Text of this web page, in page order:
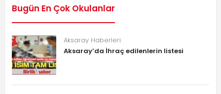
Bugün En Çok Okulanlar
Aksaray Haberleri
Aksaray’da İhraç edilenlerin listesi